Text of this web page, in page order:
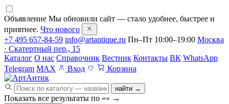
Объявление Мы обновили сайт — стало удобнее, быстрее и
приятнее. Что нового
+7 495 657-84-59 info@artantique.ru Пн–Пт 10:00–19:00 Москва
· Скатертный пер., 15
Каталог О нас Справочник Вестник Контакты ВК WhatsApp
Telegram MAX Вход Корзина
найти →
Показать все результаты по «» →